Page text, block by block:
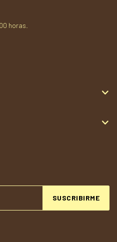
SUSCRIBIRME
horas.